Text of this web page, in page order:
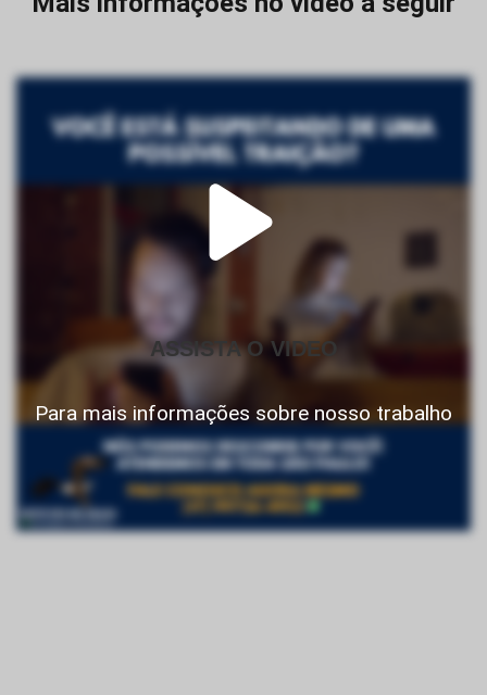
ASSISTA O VIDEO
Para mais informações sobre nosso trabalho